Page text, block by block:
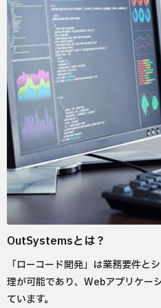
OutSystemsとは？
「ローコード開発」は業務要件と
理が可能であり、Webアプリケー
ています。